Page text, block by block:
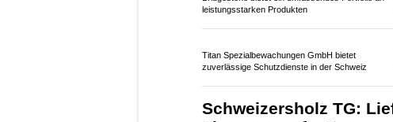
leistungsstarken Produkten